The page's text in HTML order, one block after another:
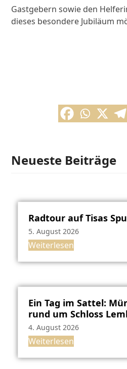
Gastgebern sowie den
dieses besondere Jubiläum
Neueste Beiträge
Radtour auf Tisas
5. August 2026
Weiterlesen
Ein Tag im Sattel:
rund um Schloss
4. August 2026
Weiterlesen